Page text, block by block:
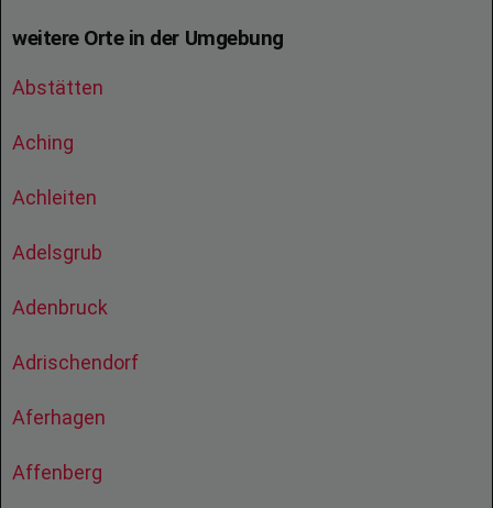
weitere Orte in der Umgebung
Abstätten
Aching
Achleiten
Adelsgrub
Adenbruck
Adrischendorf
Aferhagen
Affenberg